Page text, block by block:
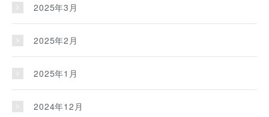
2025年3月
2025年2月
2025年1月
2024年12月